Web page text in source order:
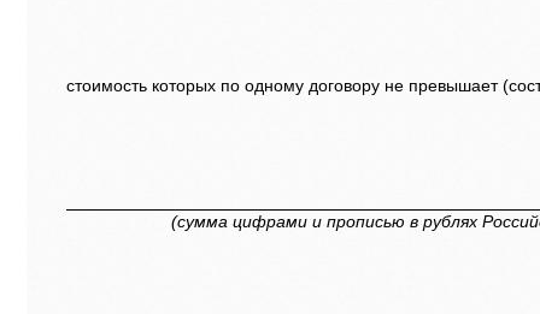
стоимость которых по одному договору не превышает
(сумма цифрами и прописью в рублях